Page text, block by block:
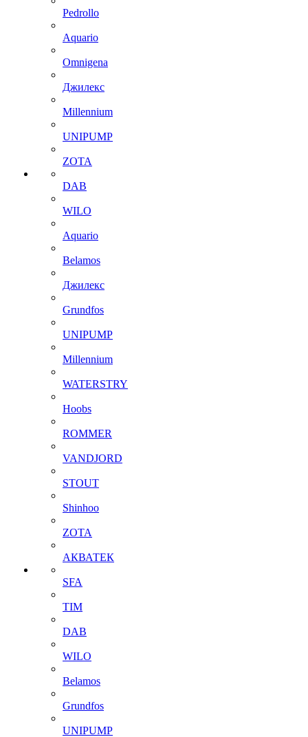
Pedrollo
Aquario
Omnigena
Джилекс
Millennium
UNIPUMP
ZOTA
DAB
WILO
Aquario
Belamos
Джилекс
Grundfos
UNIPUMP
Millennium
WATERSTRY
Hoobs
ROMMER
VANDJORD
STOUT
Shinhoo
ZOTA
АКВАТЕК
SFA
TIM
DAB
WILO
Belamos
Grundfos
UNIPUMP